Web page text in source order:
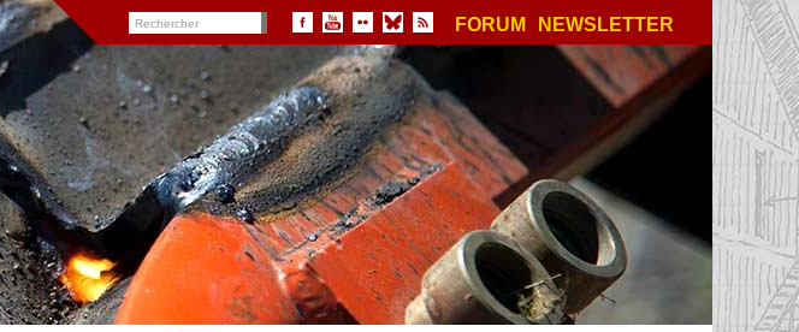
FORUM NEWSLETTER